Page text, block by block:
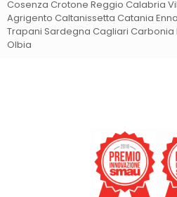
Cosenza Crotone Reggio Calabria
Agrigento Caltanissetta Catania
Trapani Sardegna Cagliari Carbonia
Olbia